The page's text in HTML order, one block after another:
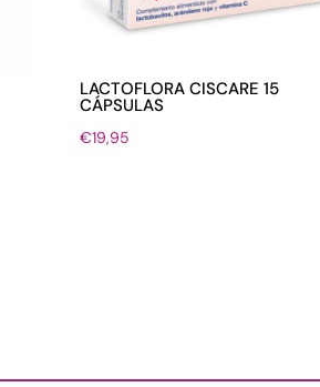
LACTOFLORA CISCARE 15
CÁPSULAS
€19,95